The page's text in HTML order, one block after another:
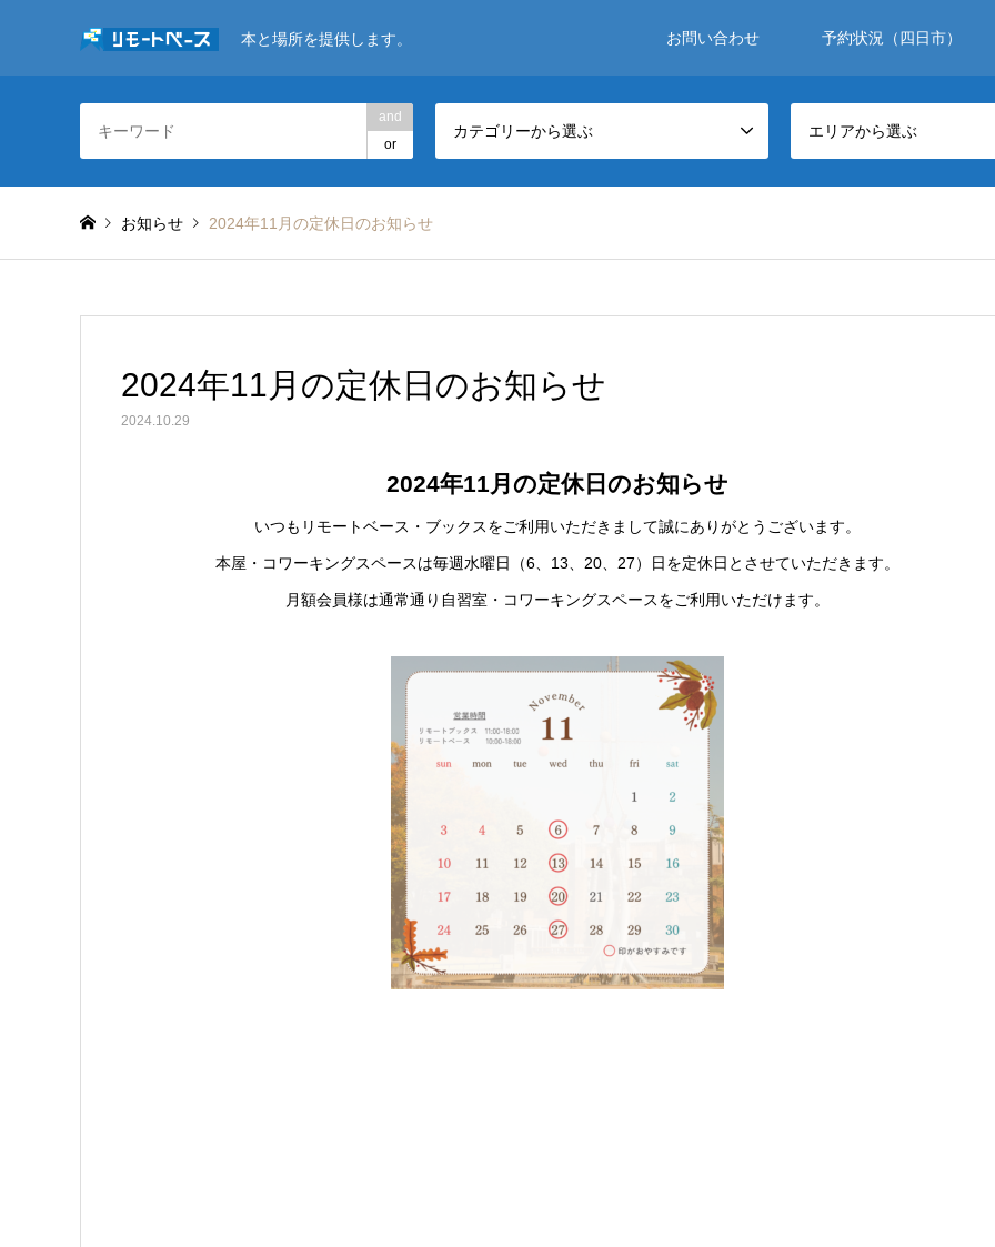
本と場所を提供します。 お問い合わせ 予約状況（四日市）
and
or
カテゴリーから選ぶ エリアから選ぶ
お知らせ 2024年11月の定休日のお知らせ
2024年11月の定休日のお知らせ
2024.10.29
2024年11月の定休日のお知らせ
いつもリモートベース・ブックスをご利用いただきまして誠にありがとうございます。
本屋・コワーキングスペースは毎週水曜日（6、13、20、27）日を定休日とさせていただきます。
月額会員様は通常通り自習室・コワーキングスペースをご利用いただけます。